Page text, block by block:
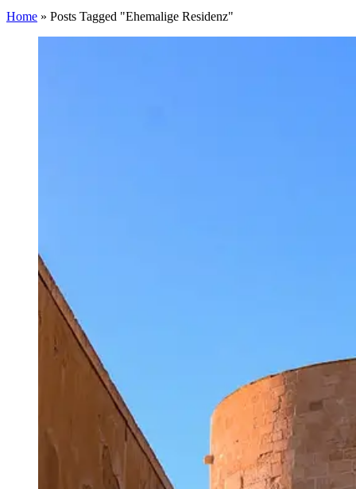
Home » Posts Tagged "Ehemalige Residenz"